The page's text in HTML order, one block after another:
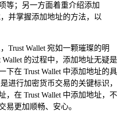
等；另一方面着重介绍添加
并掌握添加地址的方法，以
Wallet 宛如一颗璀璨的明
的过程中，添加地址无疑是
在 Trust Wallet 中添加地址的具
进行加密货币交易的关键标识，
在 Trust Wallet 中添加地址，不
更加顺畅、安心。